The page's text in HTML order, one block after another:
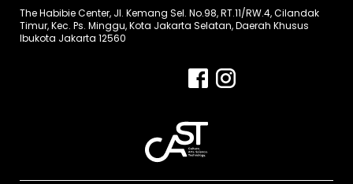
The Habibie Center, Jl. Kemang Sel. No.98, RT.11/RW.4, Cilandak
Timur, Kec. Ps. Minggu, Kota Jakarta Selatan, Daerah Khusus
Ibukota Jakarta 12560